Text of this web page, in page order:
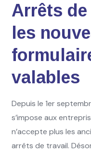
Arrêts
les
valables
Depuis le 1er
s’impose aux
n’accepte plus les
arrêts de travail.